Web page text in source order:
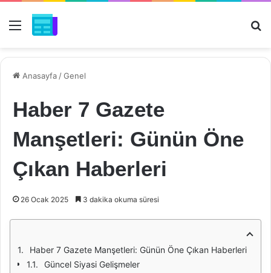
Menü
Anasayfa /Genel
Haber 7 Gazete
Manşetleri: Günün Öne
Çıkan Haberleri
26 Ocak 2025 3 dakika okuma süresi
Haber 7 Gazete Manşetleri: Günün Öne Çıkan Haberleri
Güncel Siyasi Gelişmeler